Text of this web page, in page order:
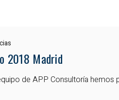
2018 Madrid
de APP Consultoría